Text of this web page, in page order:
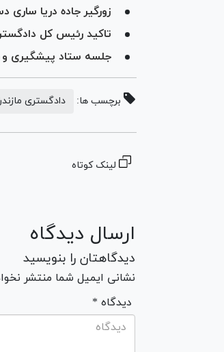
زورگیر جاده دریا ساری
تاکید رئیس کل
جلسه ستاد پیشگیری و
برچسب ها: دادگستری
لینک کوتاه
ارسال دیدگاه
دیدگاهتان را بنویسید
نشانی ایمیل شما منتشر
* دیدگاه